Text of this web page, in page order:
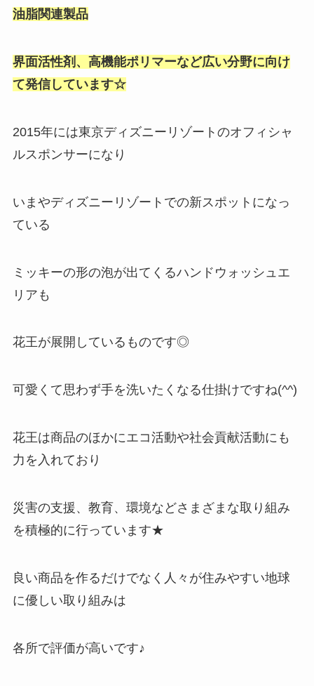
油脂関連製品
界面活性剤、高機能ポリマーなど広い分野に向け
て発信しています☆
2015年には東京ディズニーリゾートのオフィシャ
ルスポンサーになり
いまやディズニーリゾートでの新スポットになっ
ている
ミッキーの形の泡が出てくるハンドウォッシュエ
リアも
花王が展開しているものです◎
可愛くて思わず手を洗いたくなる仕掛けですね(^^)
花王は商品のほかにエコ活動や社会貢献活動にも
力を入れており
災害の支援、教育、環境などさまざまな取り組み
を積極的に行っています★
良い商品を作るだけでなく人々が住みやすい地球
に優しい取り組みは
各所で評価が高いです♪